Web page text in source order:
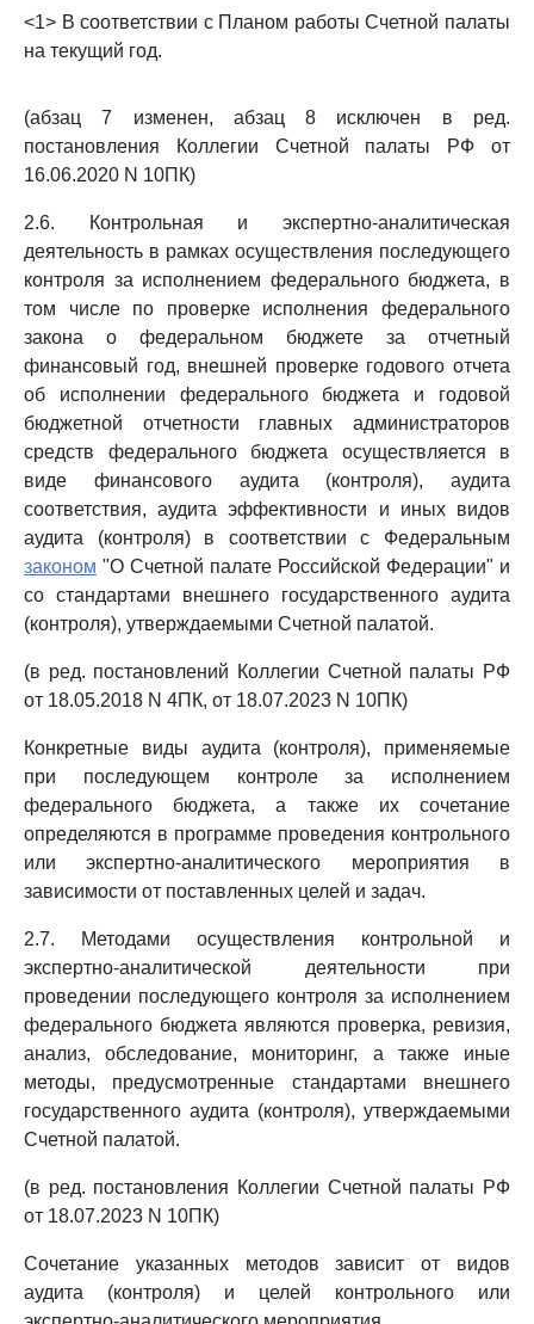
<1> В соответствии с Планом работы Счетной палаты
на текущий год.
(абзац 7 изменен, абзац 8 исключен в ред.
постановления Коллегии Счетной палаты РФ от
16.06.2020 N 10ПК)
2.6. Контрольная и экспертно-аналитическая
деятельность в рамках осуществления последующего
контроля за исполнением федерального бюджета, в
том числе по проверке исполнения федерального
закона о федеральном бюджете за отчетный
финансовый год, внешней проверке годового отчета
об исполнении федерального бюджета и годовой
бюджетной отчетности главных администраторов
средств федерального бюджета осуществляется в
виде финансового аудита (контроля), аудита
соответствия, аудита эффективности и иных видов
аудита (контроля) в соответствии с Федеральным
законом "О Счетной палате Российской Федерации" и
со стандартами внешнего государственного аудита
(контроля), утверждаемыми Счетной палатой.
(в ред. постановлений Коллегии Счетной палаты РФ
от 18.05.2018 N 4ПК, от 18.07.2023 N 10ПК)
Конкретные виды аудита (контроля), применяемые
при последующем контроле за исполнением
федерального бюджета, а также их сочетание
определяются в программе проведения контрольного
или экспертно-аналитического мероприятия в
зависимости от поставленных целей и задач.
2.7. Методами осуществления контрольной и
экспертно-аналитической деятельности при
проведении последующего контроля за исполнением
федерального бюджета являются проверка, ревизия,
анализ, обследование, мониторинг, а также иные
методы, предусмотренные стандартами внешнего
государственного аудита (контроля), утверждаемыми
Счетной палатой.
(в ред. постановления Коллегии Счетной палаты РФ
от 18.07.2023 N 10ПК)
Сочетание указанных методов зависит от видов
аудита (контроля) и целей контрольного или